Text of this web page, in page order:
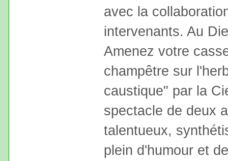
avec la
intervenants. Au
Amenez votre
champêtre sur
caustique" par la
spectacle de deux
talentueux,
plein d'humour et